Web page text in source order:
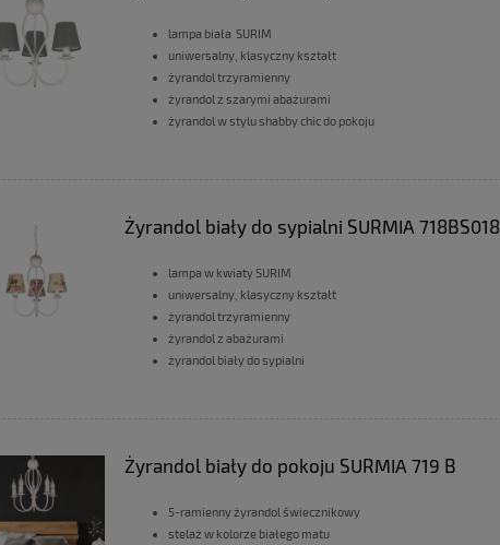
lampa biała SURIM
uniwersalny, klasyczny kształt
żyrandol trzyramienny
żyrandol z szarymi abażurami
żyrandol w stylu shabby chic do pokoju
Żyrandol biały do sypialni SURMIA 718BS018
lampa w kwiaty SURIM
uniwersalny, klasyczny kształt
żyrandol trzyramienny
żyrandol z abażurami
żyrandol biały do sypialni
Żyrandol biały do pokoju SURMIA 719 B
5-ramienny żyrandol świecznikowy
stelaż w kolorze białego matu